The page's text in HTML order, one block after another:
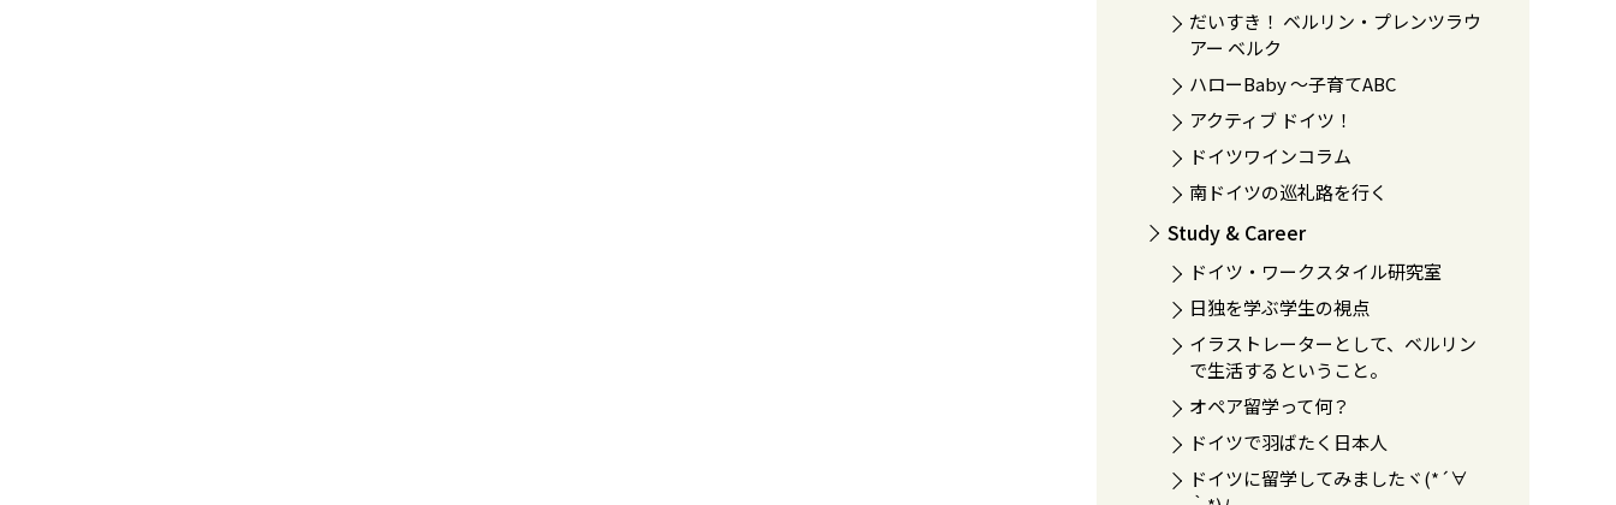
だいすき！ ベルリン・プレンツラウ
アー ベルク
ハローBaby 〜子育てABC
アクティブ ドイツ！
ドイツワインコラム
南ドイツの巡礼路を行く
Study & Career
ドイツ・ワークスタイル研究室
日独を学ぶ学生の視点
イラストレーターとして、ベルリン
で生活するということ。
オペア留学って何？
ドイツで羽ばたく日本人
ドイツに留学してみましたヾ(*´∀